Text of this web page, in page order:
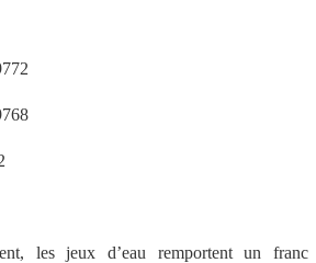
les jeux d’eau remportent un